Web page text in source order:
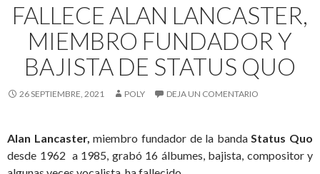
FALLECE ALAN LANCASTER,
MIEMBRO FUNDADOR Y
BAJISTA DE STATUS QUO
26 SEPTIEMBRE, 2021 POLY DEJA UN COMENTARIO
Alan Lancaster, miembro fundador de la bandaStatus Quo
desde 1962 a 1985, grabó 16 álbumes, bajista, compositor y